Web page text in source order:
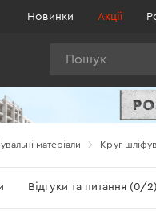
Новинки Акції
матеріали Круг
Відгуки та питання (0/2)